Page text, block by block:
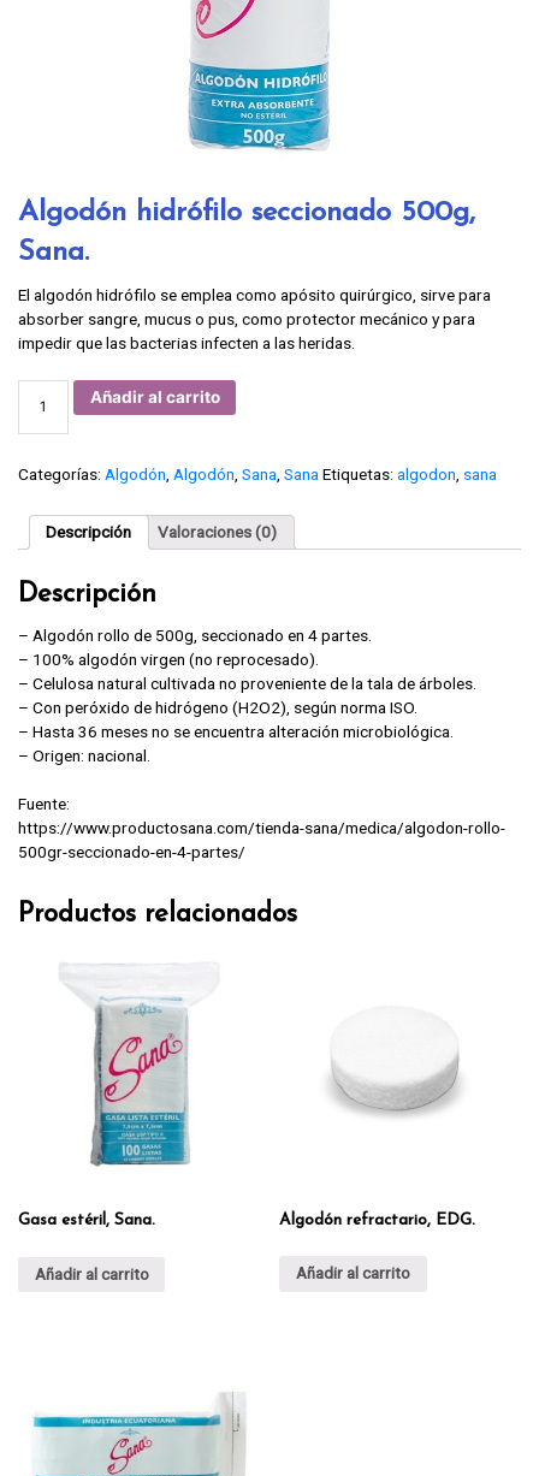
Algodón hidrófilo seccionado 500g,
Sana.
El algodón hidrófilo se emplea como apósito quirúrgico, sirve para
absorber sangre, mucus o pus, como protector mecánico y para
impedir que las bacterias infecten a las heridas.
Algodón
hidrófilo
seccionado
500g,
cantidad
Añadir al carrito
Categorías: Algodón Algodón Sana Sana Etiquetas: algodon sana
Descripción Valoraciones (0)
Descripción
– Algodón rollo de 500g, seccionado en 4 partes.
– 100% algodón virgen (no reprocesado).
– Celulosa natural cultivada no proveniente de la tala de árboles.
– Con peróxido de hidrógeno (H2O2), según norma ISO.
– Hasta 36 meses no se encuentra alteración microbiológica.
– Origen: nacional.
Fuente:
https://www.productosana.com/tienda-sana/medica/algodon-rollo-
500gr-seccionado-en-4-partes/
Productos relacionados
Gasa estéril, Sana.
Añadir al carrito
Algodón refractario, EDG.
Añadir al carrito